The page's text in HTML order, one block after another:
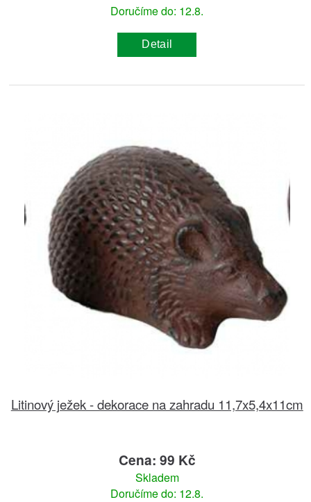
Doručíme do: 12.8.
Detail
Litinový ježek - dekorace na zahradu 11,7x5,4x11cm
Cena: 99 Kč
Skladem
Doručíme do: 12.8.